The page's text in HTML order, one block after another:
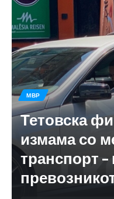
МВР
Тетовска
измама со
транспорт